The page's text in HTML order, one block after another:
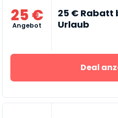
25 €
Angebot
25 € Rabatt
Urlaub
Deal